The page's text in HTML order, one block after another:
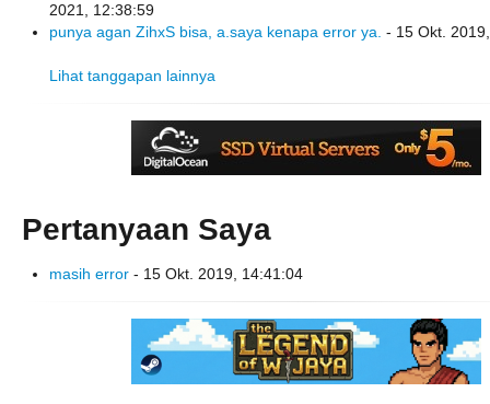
2021, 12:38:59
punya agan ZihxS bisa, a.saya kenapa error ya. - 15 Okt.
Lihat tanggapan lainnya
Pertanyaan Saya
masih error - 15 Okt. 2019, 14:41:04